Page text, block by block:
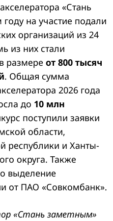
«Стань
на участие подали
организаций из 24
из них стали
размере от 800 тысяч
. Общая сумма
2026 года
до 10 млн
поступили заявки
области,
республики и Ханты-
округа. Также
выделение
от ПАО «Совкомбанк».
«Стань заметным»